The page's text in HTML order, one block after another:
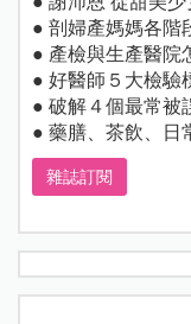
● 剖婦產媽媽各階
● 產檢與生產醫院
● 好醫師５大檢驗
● 破解４個最常被
● 藥膳、茶飲、日
雜誌訂閱